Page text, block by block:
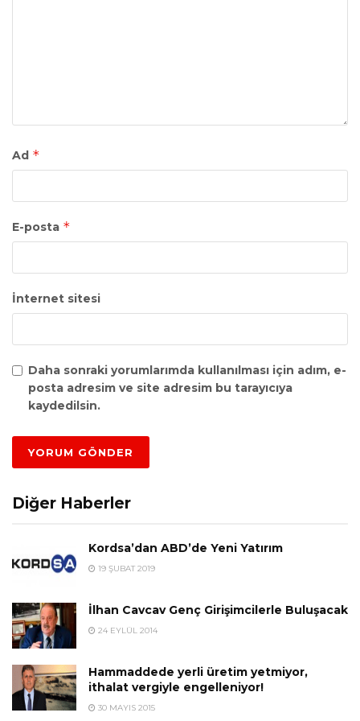
Ad *
E-posta *
İnternet sitesi
Daha sonraki yorumlarımda kullanılması için adım, e-
posta adresim ve site adresim bu tarayıcıya
kaydedilsin.
Diğer Haberler
​Kordsa’dan ABD’de Yeni Yatırım
19 ŞUBAT 2019
İlhan Cavcav Genç Girişimcilerle Buluşacak
24 EYLÜL 2014
Hammaddede yerli üretim yetmiyor,
ithalat vergiyle engelleniyor!
30 MAYIS 2015